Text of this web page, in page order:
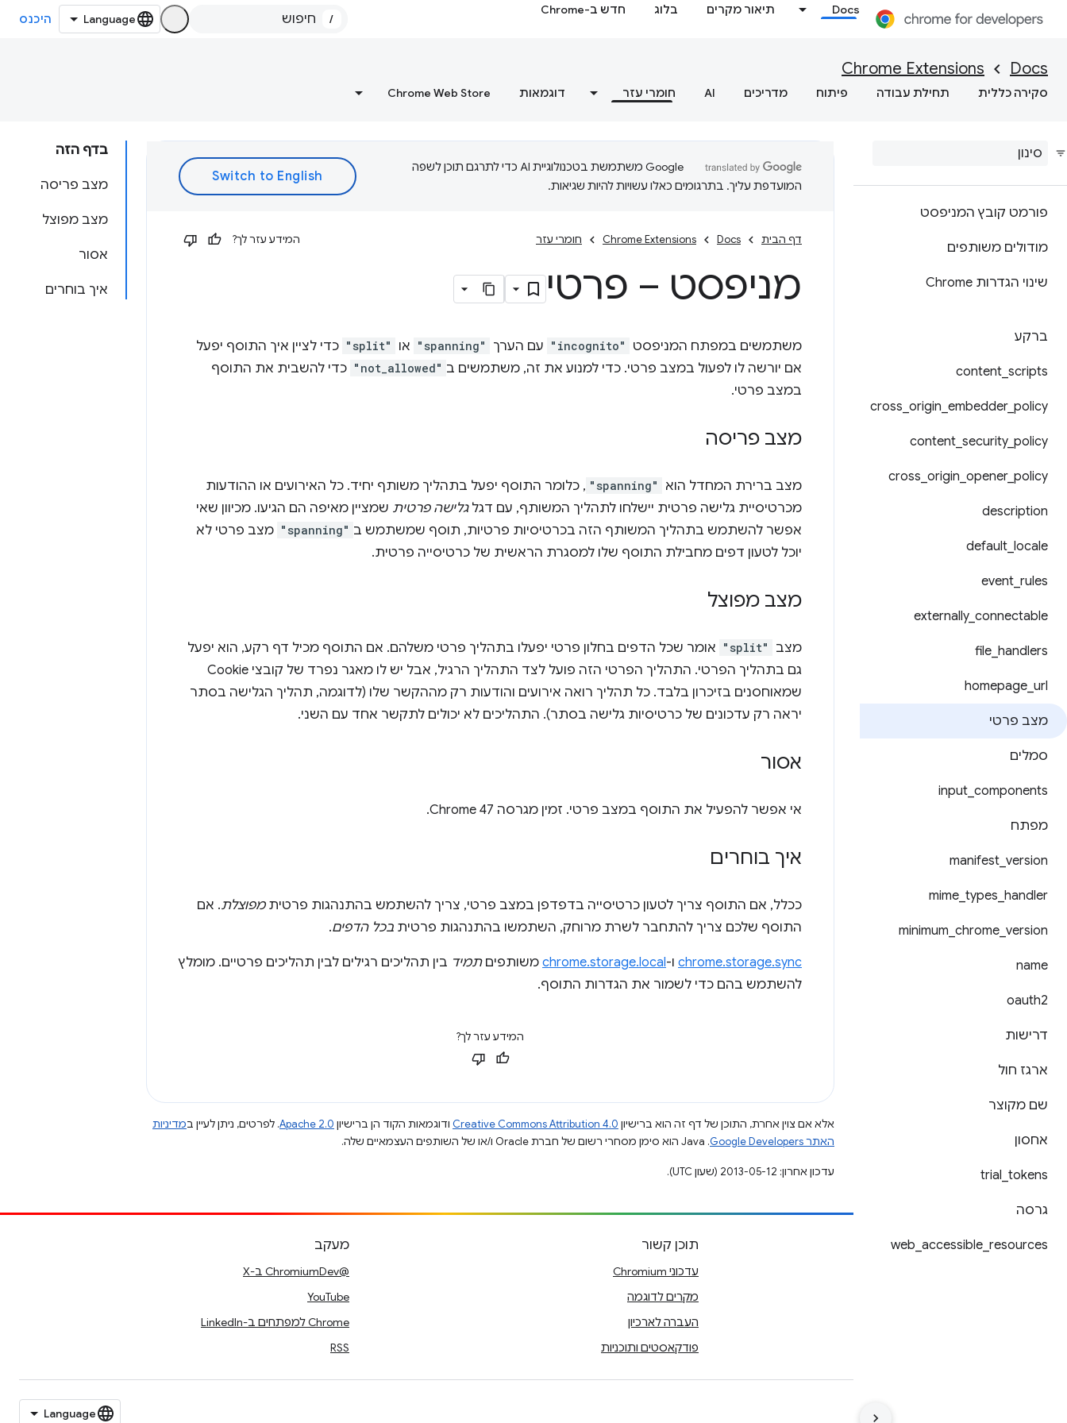
Docs תיאור מקרים בלוג חדש ב-Chrome
/ היכנס
Docs
Chrome Extensions
סקירה כללית תחילת עבודה פיתוח מדריכים AI חומרי עזר דוגמאות Chrome Web Store
פורמט קובץ המניפסט
מודולים משותפים
שינוי הגדרות Chrome
ברקע
content scripts
cross origin embedder_ policy
content security_ policy
cross origin opener_ policy
description
default locale
event rules
externally_ connectable
file handlers
homepage url
מצב פרטי
סמלים
input components
מפתח
manifest version
mime types handler
minimum chrome version
name
oauth2
דרישות
ארגז חול
שם מקוצר
אחסון
trial tokens
גרסה
web accessible resources
בדף הזה
מצב פריסה
מצב מפוצל
אסור
איך בוחרים
‫Google משתמשת בטכנולוגיית AI כדי לתרגם תוכן לשפה
המועדפת עליך. בתרגומים כאלו עשויות להיות שגיאות.
דף הבית Docs
Chrome Extensions חומרי עזר המידע עזר לך?
מניפסט – פרטי
משתמשים במפתח המניפסט "incognito" עם הערך "spanning" או "split" כדי לציין איך התוסף יפעל
אם יורשה לו לפעול במצב פרטי. כדי למנוע את זה, משתמשים ב "not_allowed" כדי להשבית את התוסף
במצב פרטי.
מצב פריסה
מצב ברירת המחדל הוא "spanning" , כלומר התוסף יפעל בתהליך משותף יחיד. כל האירועים או ההודעות
מכרטיסיית גלישה פרטית יישלחו לתהליך המשותף, עם דגלגלישה פרטית שמציין מאיפה הם הגיעו. מכיוון שאי
אפשר להשתמש בתהליך המשותף הזה בכרטיסיות פרטיות, תוסף שמשתמש ב "spanning" מצב פרטי לא
יוכל לטעון דפים מחבילת התוסף שלו למסגרת הראשית של כרטיסייה פרטית.
מצב מפוצל
מצב "split" אומר שכל הדפים בחלון פרטי יפעלו בתהליך פרטי משלהם. אם התוסף מכיל דף רקע, הוא יפעל
גם בתהליך הפרטי. התהליך הפרטי הזה פועל לצד התהליך הרגיל, אבל יש לו מאגר נפרד של קובצי Cookie
שמאוחסנים בזיכרון בלבד. כל תהליך רואה אירועים והודעות רק מההקשר שלו (לדוגמה, תהליך הגלישה בסתר
יראה רק עדכונים של כרטיסיות גלישה בסתר). התהליכים לא יכולים לתקשר אחד עם השני.
אסור
אי אפשר להפעיל את התוסף במצב פרטי. זמין מגרסה Chrome 47.
איך בוחרים
ככלל, אם התוסף צריך לטעון כרטיסייה בדפדפן במצב פרטי, צריך להשתמש בהתנהגות פרטיתמפוצלת. אם
התוסף שלכם צריך להתחבר לשרת מרוחק, השתמשו בהתנהגות פרטית בכל הדפים.
chrome.storage.sync ו-chrome.storage.local משותפיםתמיד בין תהליכים רגילים לבין תהליכים פרטיים. מומלץ
להשתמש בהם כדי לשמור את הגדרות התוסף.
המידע עזר לך?
אלא אם צוין אחרת, התוכן של דף זה הוא ברישיון Creative Commons Attribution 4.0 ודוגמאות הקוד הן ברישיון Apache 2.0. לפרטים, ניתן לעיין במדיניות
האתר Google Developers‏
.‏ Java הוא סימן מסחרי רשום של חברת Oracle ו/או של השותפים העצמאיים שלה.
עדכון אחרון: 2013-05-12 (שעון UTC).
הוספת תוכן תוכן קשור
עדכוני Chromium
מקרים לדוגמה
העברה לארכיון
פודקאסטים ותוכניות
מעקב
@ChromiumDev ב-X
YouTube
Chrome למפתחים ב-LinkedIn
RSS